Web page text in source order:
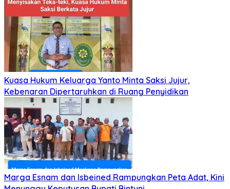
Kuasa Hukum Keluarga Yanto Minta Saksi Jujur,
Kebenaran Dipertaruhkan di Ruang Penyidikan
Marga Esnam dan Isbeined Rampungkan Peta Adat, Kini